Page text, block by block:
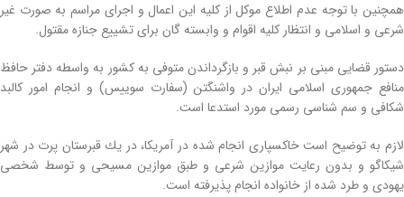
همچنین با توجه عدم اطلاع موكل از كلیه این اعمال و اجرای مراسم به صورت غیر
شرعی و اسلامی و انتظار كلیه اقوام و وابسته گان برای تشییع جنازه مقتول.
دستور قضایی مبنی بر نبش قبر و بازگرداندن متوفی به كشور به واسطه دفتر حافظ
منافع جمهوری اسلامی ایران در واشنگتن (سفارت سوییس) و انجام امور كالبد
شكافی و سم شناسی رسمی مورد استدعا است.
لازم به توضیح است خاكسپاری انجام شده در آمریكا، در یك قبرستان پرت در شهر
شیكاگو و بدون رعایت موازین شرعی و طبق موازین مسیحی و توسط شخصی
یهودی و طرد شده از خانواده انجام پذیرفته است.